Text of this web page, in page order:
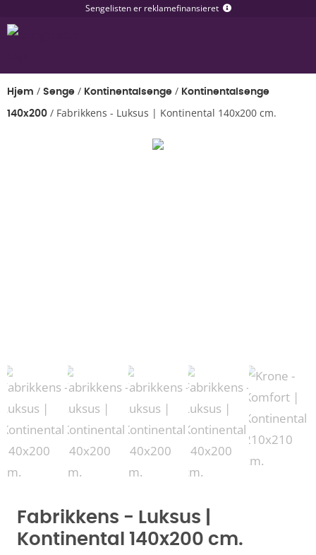
Sengelisten er reklamefinansieret
Hjem / Senge / Kontinentalsenge / Kontinentalsenge
140x200 / Fabrikkens - Luksus | Kontinental 140x200 cm.
Fabrikkens - Luksus |
Kontinental 140x200 cm.